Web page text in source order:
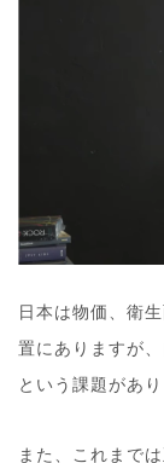
日本は物価、衛
置にありますが
という課題があり
また、これまで